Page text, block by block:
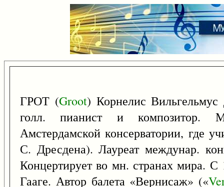
ГРОТ (Groot) Корнелис
голл. пианист и композитор.
Амстердамской консерватории, где
С. Дресдена). Лауреат междунар.
Концертирует во мн. странах мира. С
Гааге. Автор балета «Вернисаж» («